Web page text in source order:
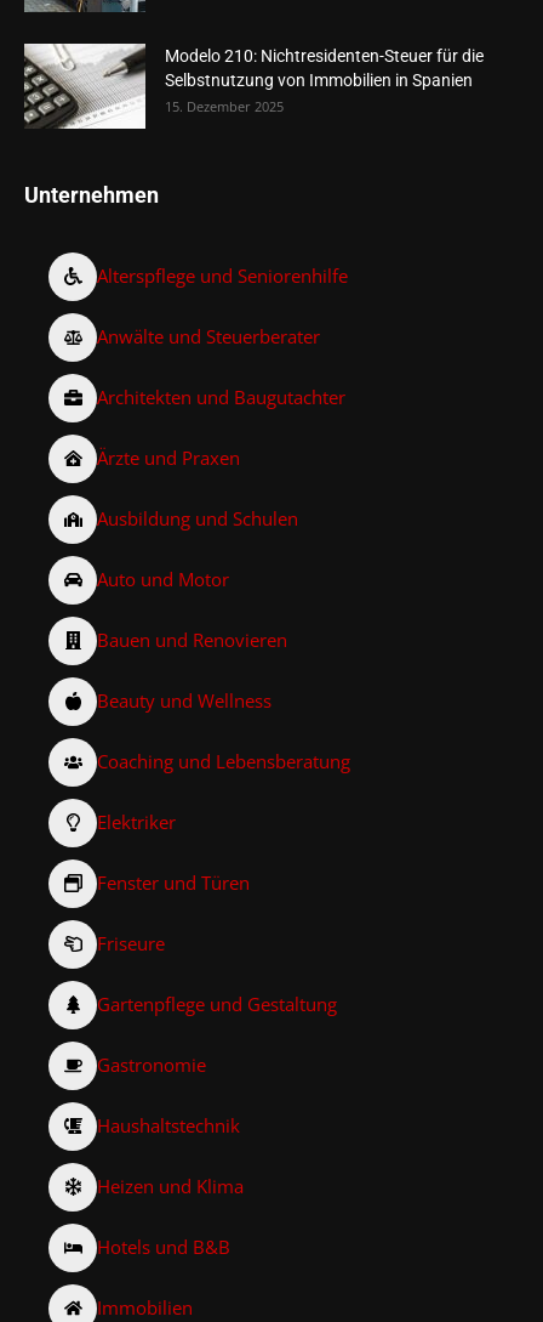
Modelo 210: Nichtresidenten-Steuer für die
Selbstnutzung von Immobilien in Spanien
15. Dezember 2025
Unternehmen
Alterspflege und Seniorenhilfe
Anwälte und Steuerberater
Architekten und Baugutachter
Ärzte und Praxen
Ausbildung und Schulen
Auto und Motor
Bauen und Renovieren
Beauty und Wellness
Coaching und Lebensberatung
Elektriker
Fenster und Türen
Friseure
Gartenpflege und Gestaltung
Gastronomie
Haushaltstechnik
Heizen und Klima
Hotels und B&B
Immobilien